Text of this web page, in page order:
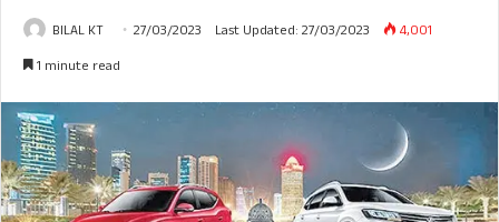
BILAL KT 27/03/2023 Last Updated: 27/03/2023
4,001
1 minute read